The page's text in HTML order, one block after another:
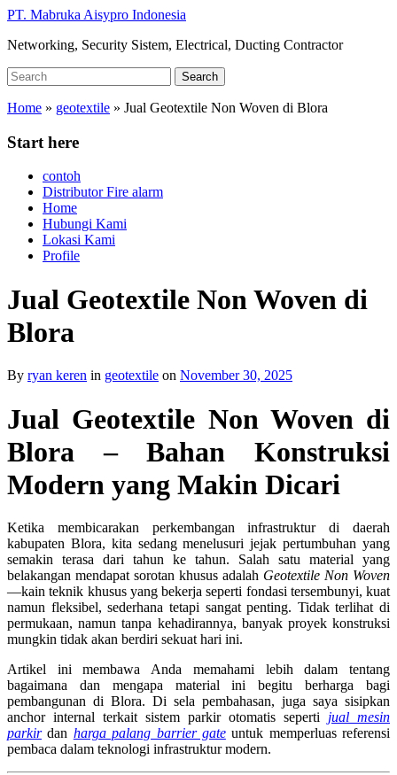
Skip
main
PT. Mabruka Aisypro Indonesia
Networking, Security Sistem, Electrical, Ducting Contractor
Search
for:
Search
Home » geotextile » Jual Geotextile Non Woven di Blora
Start here
contoh
Distributor Fire alarm
Home
Hubungi Kami
Lokasi Kami
Profile
Jual Geotextile Non Woven di
Blora
By ryan keren in geotextile on November 30, 2025
Jual Geotextile Non Woven di
Blora – Bahan Konstruksi
Modern yang Makin Dicari
Ketika membicarakan perkembangan infrastruktur di daerah
kabupaten Blora, kita sedang menelusuri jejak pertumbuhan yang
semakin terasa dari tahun ke tahun. Salah satu material yang
belakangan mendapat sorotan khusus adalah Geotextile Non Woven
—kain teknik khusus yang bekerja seperti fondasi tersembunyi, kuat
namun fleksibel, sederhana tetapi sangat penting. Tidak terlihat di
permukaan, namun tanpa kehadirannya, banyak proyek konstruksi
mungkin tidak akan berdiri sekuat hari ini.
Artikel ini membawa Anda memahami lebih dalam tentang
bagaimana dan mengapa material ini begitu berharga bagi
pembangunan di Blora. Di sela pembahasan, juga saya sisipkan
anchor internal terkait sistem parkir otomatis seperti jual mesin
parkirdan harga palang barrier gateuntuk memperluas referensi
pembaca dalam teknologi infrastruktur modern.